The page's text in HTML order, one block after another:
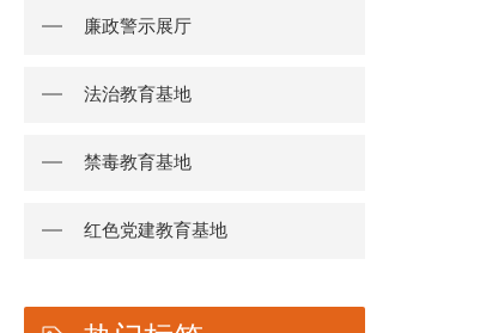
廉政警示展厅
法治教育基地
禁毒教育基地
红色党建教育基地